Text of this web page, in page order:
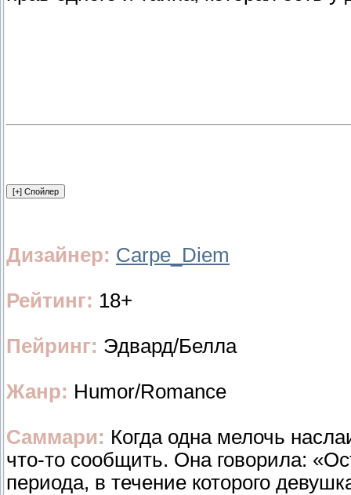
Дизайнер: Carpe_Diem
Рейтинг: 18+
Пейринг: Эдвард/Белла
Жанр: Humor/Romance
Саммари: Когда одна мелочь
что-то сообщить. Она говорила:
периода, в течение которого